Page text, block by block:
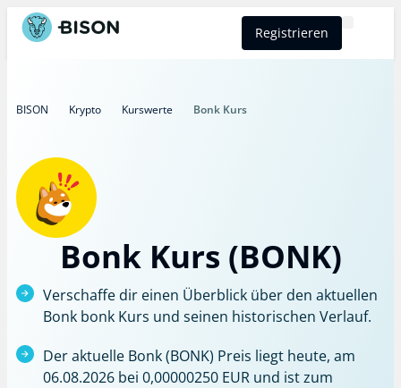
Registrieren
BISON Krypto Kurswerte Bonk Kurs
Bonk Kurs (BONK)
Verschaffe dir einen Überblick über den aktuellen
Bonk bonk Kurs und seinen historischen Verlauf.
Der aktuelle Bonk (BONK) Preis liegt heute, am
06.08.2026 bei 0,00000250 EUR und ist zum